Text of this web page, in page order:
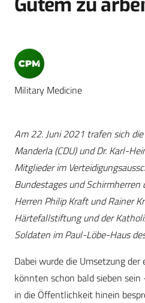
Military Medicine
Am 22. Juni 2021 trafen sich
Manderla (CDU) und Dr. Karl-
Mitglieder im
Bundestages und
Herren Philip Kraft und Rainer
Härtefallstiftung und der
Soldaten im Paul-Löbe-Haus
Dabei wurde die Umsetzung
könnten schon bald sieben
in die Öffentlichkeit hinein